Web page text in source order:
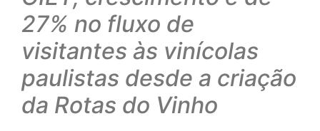
27% no fluxo de
visitantes às vinícolas
paulistas desde a criação
da Rotas do Vinho